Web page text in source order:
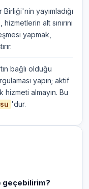
yayımladığı
, hizmetlerin alt sınırını
yapmak,
bağlı olduğu
yapın; aktif
hizmeti almayın. Bu
'dur.
geçebilirim?